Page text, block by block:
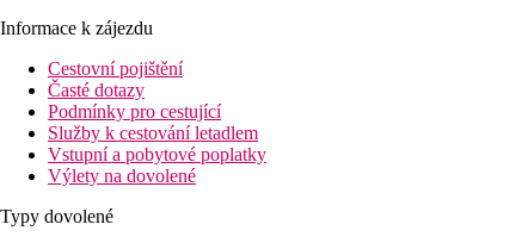
Informace k zájezdu
Cestovní pojištění
Časté dotazy
Podmínky pro cestující
Služby k cestování letadlem
Vstupní a pobytové poplatky
Výlety na dovolené
Typy dovolené